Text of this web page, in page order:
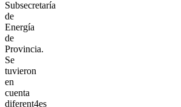
Subsecretaría
de
Energía
de
Provincia.
Se
tuvieron
en
cuenta
diferent4es